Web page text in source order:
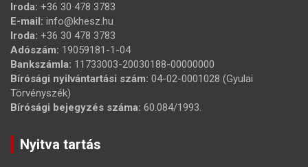
Iroda: +36 30 478 3783
E-mail: info@khesz.hu
Iroda: +36 30 478 3783
Adószám: 19059181-1-04
Bankszámla: 11733003-20030188-00000000
Bírósági nyilvántartási szám: 04-02-0001028 (Gyulai
Törvényszék)
Bírósági bejegyzés száma: 60.084/1993.
Nyitva tartás